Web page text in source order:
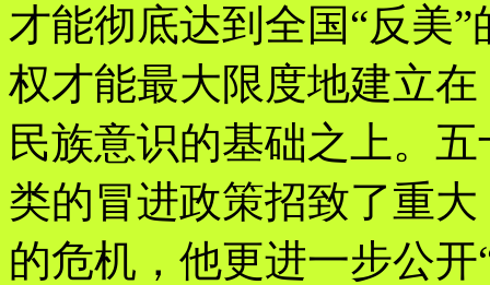
才能彻底达到全国“反美
权才能最大限度地建立在
民族意识的基础之上。
类的冒进政策招致了重大
的危机，他更进一步公